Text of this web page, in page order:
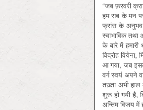
“जब फ़रवरी
हम सब के मन
फ्रांस के अनुभव
स्वाभाविक तथा
के बारे में
विद्रोह
आ गया, जब इसके
वर्ग स्वयं अपने
तख़्ता अभी
शुरू हो गयी है,
अन्तिम विजय में